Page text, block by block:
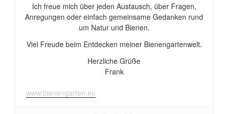
Ich freue mich über jeden Austausch, über Fragen,
Anregungen oder einfach gemeinsame Gedanken rund
um Natur und Bienen.
Viel Freude beim Entdecken meiner Bienengartenwelt.
Herzliche Grüße
Frank
www.bienengarten.eu